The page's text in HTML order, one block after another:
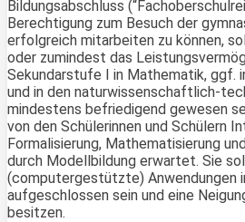
Bildungsabschluss
Berechtigung zum Besuch der
erfolgreich mitarbeiten zu können,
oder zumindest das
Sekundarstufe I in Mathematik, ggf.
und in den naturwissenschaftlich-
mindestens befriedigend gewesen
von den Schülerinnen und Schülern
Formalisierung, Mathematisierung
durch Modellbildung erwartet. Sie
(computergestützte) Anwendungen
aufgeschlossen sein und eine
besitzen.